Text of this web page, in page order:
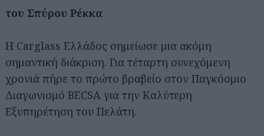
του Σπύρου Ρέκκα
Η Carglass Ελλάδος σημείωσε μια ακόμη
σημαντική διάκριση. Για τέταρτη συνεχόμενη
χρονιά πήρε το πρώτο βραβείο στον Παγκόσμιο
Διαγωνισμό BECSA για την Καλύτερη
Εξυπηρέτηση του Πελάτη.